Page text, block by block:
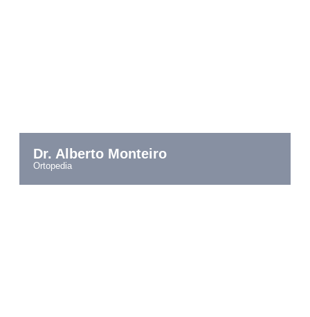
Dr. Alberto Monteiro
ortopedia